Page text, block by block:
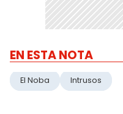
EN ESTA NOTA
El Noba Intrusos